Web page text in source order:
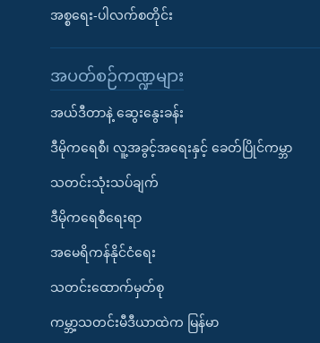
အစ္စရေး-ပါလက်စတိုင်း
အပတ်စဉ်ကဏ္ဍများ
အယ်ဒီတာနဲ့ ဆွေးနွေးခန်း
ဒီမိုကရေစီ၊ လူ့အခွင့်အရေးနှင့် ခေတ်ပြိုင်ကမ္ဘာ
သတင်းသုံးသပ်ချက်
ဒီမိုကရေစီရေးရာ
အမေရိကန်နိုင်ငံရေး
သတင်းထောက်မှတ်စု
ကမ္ဘာ့သတင်းမီဒီယာထဲက မြန်မာ